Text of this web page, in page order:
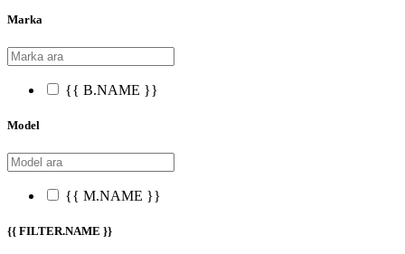
Marka
{{ B.NAME }}
Model
{{ M.NAME }}
{{ FILTER.NAME }}